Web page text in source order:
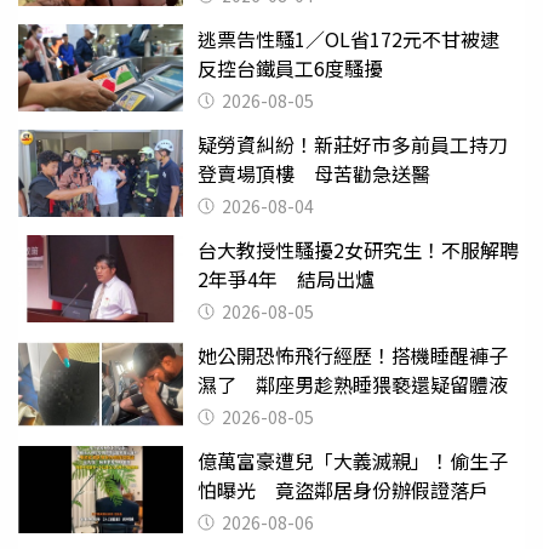
逃票告性騷1／OL省172元不甘被逮
反控台鐵員工6度騷擾
2026-08-05
疑勞資糾紛！新莊好市多前員工持刀
登賣場頂樓 母苦勸急送醫
2026-08-04
台大教授性騷擾2女研究生！不服解聘
2年爭4年 結局出爐
2026-08-05
她公開恐怖飛行經歷！搭機睡醒褲子
濕了 鄰座男趁熟睡猥褻還疑留體液
2026-08-05
億萬富豪遭兒「大義滅親」！偷生子
怕曝光 竟盜鄰居身份辦假證落戶
2026-08-06